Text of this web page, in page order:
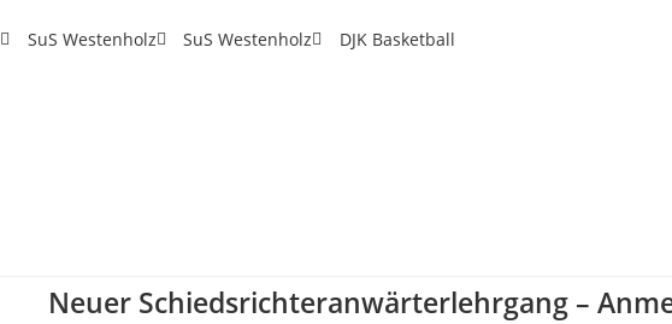
SuS Westenholz SuS Westenholz
DJK Basketball
Neuer Schiedsrichteranwärterlehrgang –